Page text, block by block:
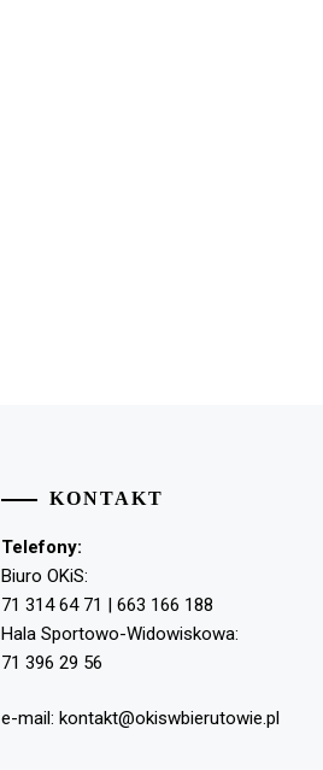
KONTAKT
Telefony:
Biuro OKiS:
71 314 64 71 | 663 166 188
Hala Sportowo-Widowiskowa:
71 396 29 56
e-mail: kontakt@okiswbierutowie.pl